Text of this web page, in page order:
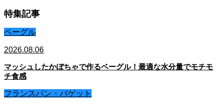
特集記事
ベーグル
2026.08.06
マッシュしたかぼちゃで作るベーグル！最適な水分量でモチモ
チ食感
フランスパン・バゲット